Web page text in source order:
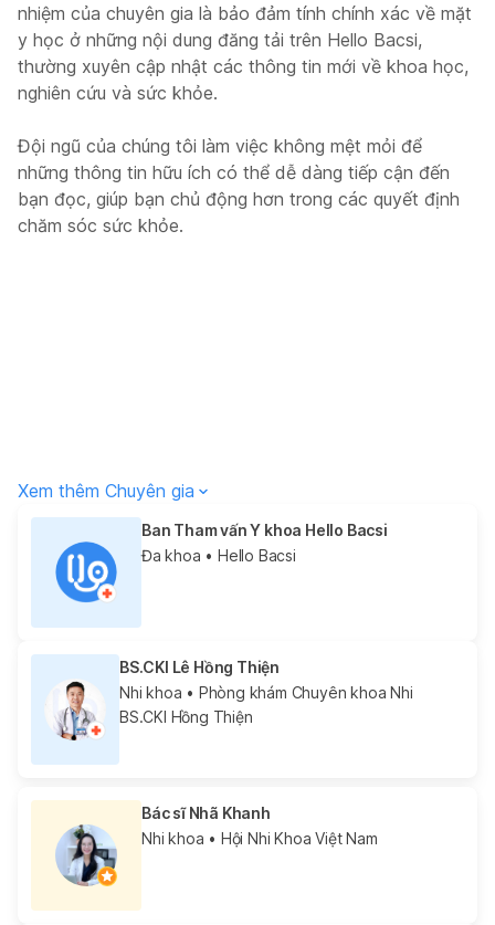
nhiệm của chuyên gia là bảo đảm tính chính xác về mặt
y học ở những nội dung đăng tải trên Hello Bacsi,
thường xuyên cập nhật các thông tin mới về khoa học,
nghiên cứu và sức khỏe.
Đội ngũ của chúng tôi làm việc không mệt mỏi để
những thông tin hữu ích có thể dễ dàng tiếp cận đến
bạn đọc, giúp bạn chủ động hơn trong các quyết định
chăm sóc sức khỏe.
Xem thêm Chuyên gia
Ban Tham vấn Y khoa Hello Bacsi
Đa khoa • Hello Bacsi
BS.CKI Lê Hồng Thiện
Nhi khoa • Phòng khám Chuyên khoa Nhi
BS.CKI Hồng Thiện
Bác sĩ Nhã Khanh
Nhi khoa • Hội Nhi Khoa Việt Nam